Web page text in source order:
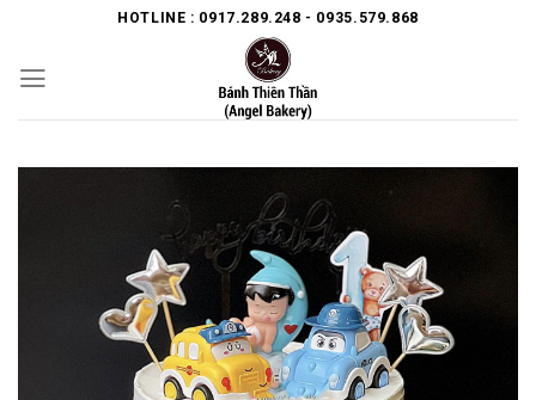
content
HOTLINE : 0917.289.248 - 0935.579.868